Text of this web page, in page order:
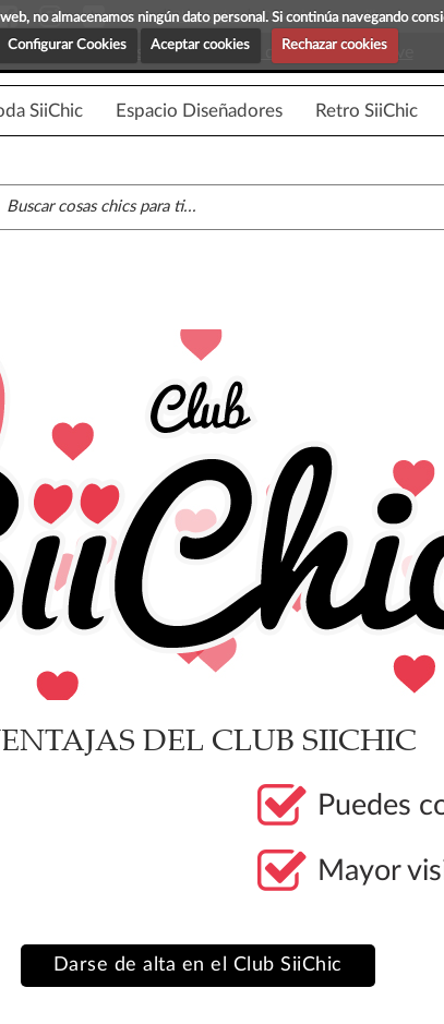
no almacenamos ningún dato personal. Si continúa navegando
Configurar Cookies
Aceptar cookies Rechazar cookies
Blog Siichic ¡Descubre maravillosas
para android esta en fase beta, disponible en breve
SiiChic Espacio Diseñadores Retro SiiChic
DEL CLUB SIICHIC
Puedes
Mayor
Darse de alta en el Club SiiChic